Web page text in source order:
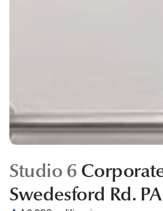
Studio 6
Swedesford Rd. PA